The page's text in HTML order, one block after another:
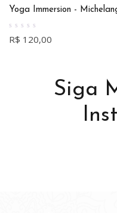
Yoga Immersion -
0
out
R$ 120,00
Siga